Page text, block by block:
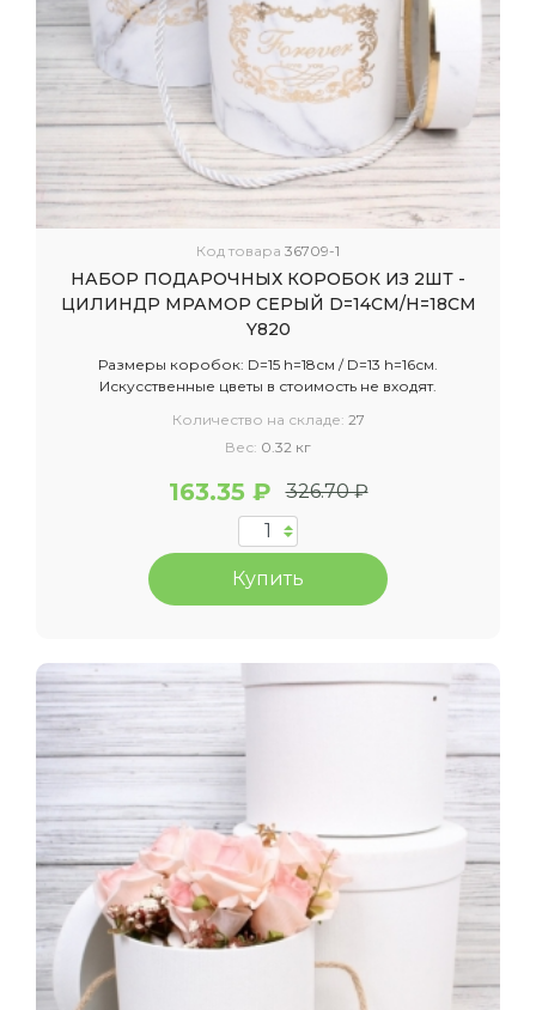
Код товара 36709-1
НАБОР ПОДАРОЧНЫХ КОРОБОК ИЗ 2ШТ -
ЦИЛИНДР МРАМОР СЕРЫЙ D=14СМ/H=18СМ
Y820
Размеры коробок: D=15 h=18см / D=13 h=16см.
Искусственные цветы в стоимость не входят.
Количество на складе: 27
Вес: 0.32 кг
163.35 ₽ 326.70 ₽
Купить